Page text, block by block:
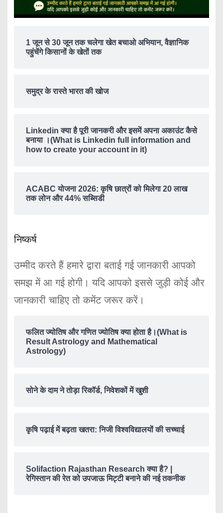
1 जून से 30 जून तक चलेगा खेत बचाओ अभियान, वैज्ञानिक
पहुंचेंगे किसानों के खेतों तक
समुद्र के रास्ते भारत की खोज
Linkedin क्या है पूरी जानकरी और इसमें अपना अकाउंट कैसे
बनाया ।(What is Linkedin full information and
how to create your account in it)
ACABC योजना 2026: कृषि छात्रों को मिलेगा 20 लाख
तक लोन और 44% सब्सिडी
निष्कर्ष
उम्मीद करते हैं हमारे द्वारा बताई गई जानकारी आपको
समझ में आ गई होगी। यदि आपको इससे जुड़ी कोई और
जानकारी चाहिए तो कमेंट जरूर करें।
फलित ज्योतिष और गणित ज्योतिष क्या होता है।(What is
Result Astrology and Mathematical
Astrology)
सोने के दाम ने तोड़ा रिकॉर्ड, निवेशकों में खुशी
कृषि पढ़ाई में बढ़ता खतरा: निजी विश्वविद्यालयों की सच्चाई
Solifaction Rajasthan Research क्या है? |
रेगिस्तान की रेत को उपजाऊ मिट्टी बनाने की नई तकनीक